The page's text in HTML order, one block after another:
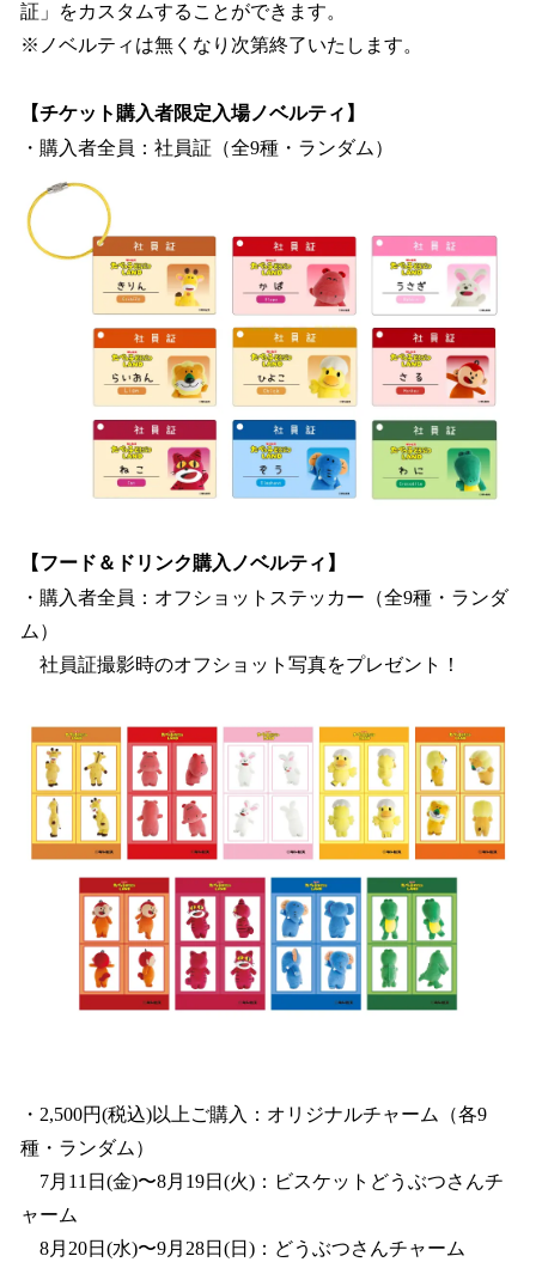
証」をカスタムすることができます。
※ノベルティは無くなり次第終了いたします。
【チケット購入者限定入場ノベルティ】
・購入者全員：社員証（全9種・ランダム）
【フード＆ドリンク購入ノベルティ】
・購入者全員：オフショットステッカー（全9種・ランダ
ム）
社員証撮影時のオフショット写真をプレゼント！
・2,500円(税込)以上ご購入：オリジナルチャーム（各9
種・ランダム）
7月11日(金)〜8月19日(火)：ビスケットどうぶつさんチ
ャーム
8月20日(水)〜9月28日(日)：どうぶつさんチャーム